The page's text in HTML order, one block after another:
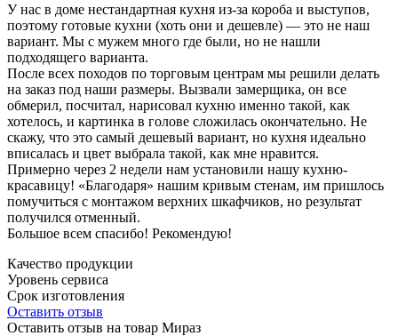
У нас в доме нестандартная кухня из-за короба и выступов,
поэтому готовые кухни (хоть они и дешевле) — это не наш
вариант. Мы с мужем много где были, но не нашли
подходящего варианта.
После всех походов по торговым центрам мы решили делать
на заказ под наши размеры. Вызвали замерщика, он все
обмерил, посчитал, нарисовал кухню именно такой, как
хотелось, и картинка в голове сложилась окончательно. Не
скажу, что это самый дешевый вариант, но кухня идеально
вписалась и цвет выбрала такой, как мне нравится.
Примерно через 2 недели нам установили нашу кухню-
красавицу! «Благодаря» нашим кривым стенам, им пришлось
помучиться с монтажом верхних шкафчиков, но результат
получился отменный.
Большое всем спасибо! Рекомендую!
Качество продукции
Уровень сервиса
Срок изготовления
Оставить отзыв
Оставить отзыв на товар Мираз